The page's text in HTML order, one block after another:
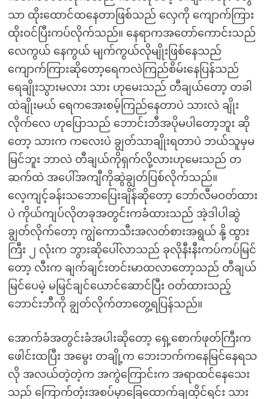
သာ ထိုးထောင်ထနေတာဖြစ်သည် လှေကို ကျောက်ကြား
ထိုးဝင်ပြီးကပ်လိုက်သည်။ နေရာကအတော်ကောင်းသည်
လေကွယ် နေကွယ် မျက်ကွယ်လိုမျိုးဖြစ်နေသည်
ကျောက်ကြားဆိုတော့ရေကလဲကြည်စိမ်းနေပြန်သည်
ရေချိုးသွားမလား သား ဟုမေးသည် တီချယ်တော့ တခါ
ထဲချိုးမယ် ရေကအေးစမ့်ကြည်နေတာပဲ သားလဲ ချိုး
လိုက်လေ ဟုပြောသည် ဘောင်းဘီအပိုမပါတော့ဘူး ဆို
တော့ သားက ကလေးပဲ ချွတ်သာချိုးရတာပဲ ဘယ်သူမှမ
မြင်ဘူး ဘာလဲ တီချယ်ကိုရှက်လို့လားဟုမေးသည် တ
ဆက်ထဲ အပေါ်အကျီကိုဆွဲချွတ်ပြစ်လိုက်သည်။
လေ့ကျင့်ခန်းသဘောပြေးချိန်ဆိုတော့ ဘော်လီမဝတ်ထား
ပဲ ကိုယ်ကျပ်လိုတခုအတွင်းကခံထားသည် အဲ့ဒါပါဆွဲ
ချွတ်လိုက်တော့ ကျွဲကောသီးအလတ်စားအရွယ် နို့ ထွား
ကြီး ၂ လုံးက ဘွားဆိုပေါ်လာသည် ခုလိုနီးနီးကပ်ကပ်မြင်
တော့ လီးက ချက်ချင်းတင်းမာထလာတော့သည် တီချယ်
မြင်ပေမဲ့ မမြင်ချင်ယောင်ဆောင်ပြီး ဝတ်ထားသည့်
ဘောင်းဘီကို ချွတ်လိုက်တာတွေ့ရပြန်သည်။
အောက်ခံအတွင်းခံအပါးဆိုတော့ ရှေ့စောက်ဖုတ်ကြီးက
ဖေါင်းထပြီး အမွေး တချို့က ဘေးဘက်ကနေမြင်နေရသ
လို အလယ်တဲ့တဲ့က အကွဲကြောင်းက အရာထင်နေသေး
သည် ကြောက်တုံးအစပ်မှာခြေထောက်ချထိုင်ရင်း သား